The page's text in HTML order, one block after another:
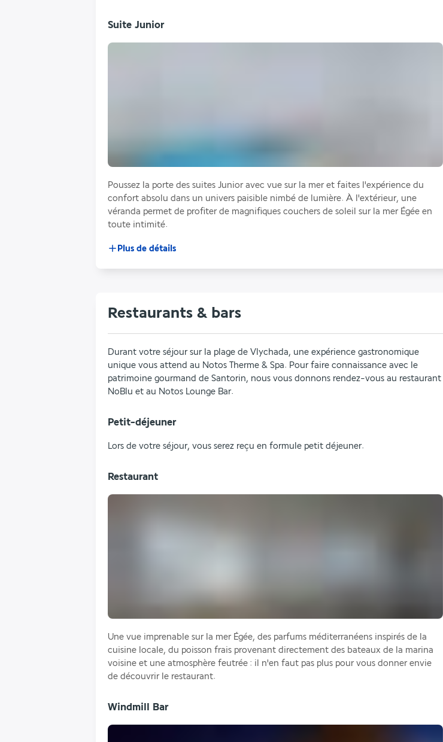
Suite Junior
Poussez la porte des suites Junior avec vue sur la mer et faites l'expérience du
confort absolu dans un univers paisible nimbé de lumière. À l'extérieur, une
véranda permet de profiter de magnifiques couchers de soleil sur la mer Égée en
toute intimité.
Plus de détails
Restaurants & bars
Durant votre séjour sur la plage de Vlychada, une expérience gastronomique
unique vous attend au Notos Therme & Spa. Pour faire connaissance avec le
patrimoine gourmand de Santorin, nous vous donnons rendez-vous au restaurant
NoBlu et au Notos Lounge Bar.
Petit-déjeuner
Lors de votre séjour, vous serez reçu en formule petit déjeuner.
Restaurant
Une vue imprenable sur la mer Égée, des parfums méditerranéens inspirés de la
cuisine locale, du poisson frais provenant directement des bateaux de la marina
voisine et une atmosphère feutrée : il n'en faut pas plus pour vous donner envie
de découvrir le restaurant.
Windmill Bar